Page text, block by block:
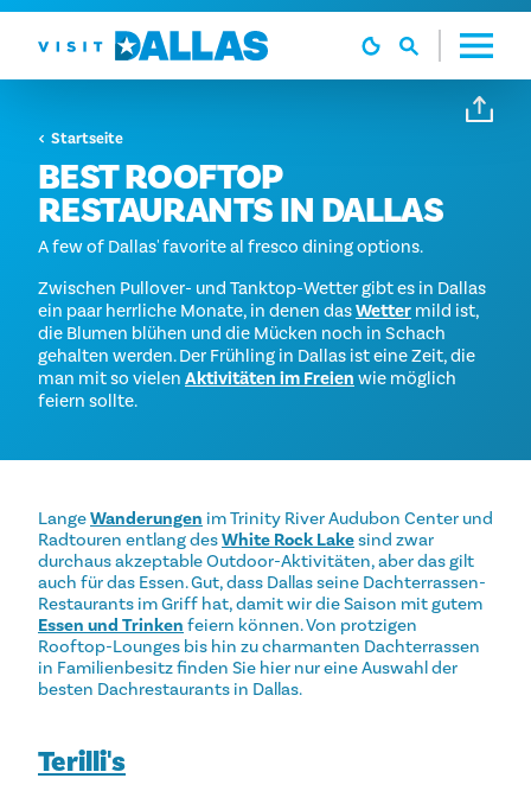
Zum Inhalt springen
Startseite
BEST ROOFTOP
RESTAURANTS IN DALLAS
A few of Dallas' favorite al fresco dining options.
Zwischen Pullover- und Tanktop-Wetter gibt es in Dallas
ein paar herrliche Monate, in denen dasWetter mild ist,
die Blumen blühen und die Mücken noch in Schach
gehalten werden. Der Frühling in Dallas ist eine Zeit, die
man mit so vielen Aktivitäten im Freien wie möglich
feiern sollte.
LangeWanderungen im Trinity River Audubon Center und
Radtouren entlang desWhite Rock Lakesind zwar
durchaus akzeptable Outdoor-Aktivitäten, aber das gilt
auch für das Essen. Gut, dass Dallas seine Dachterrassen-
Restaurants im Griff hat, damit wir die Saison mit gutem
Essen und Trinken feiern können. Von protzigen
Rooftop-Lounges bis hin zu charmanten Dachterrassen
in Familienbesitz finden Sie hier nur eine Auswahl der
besten Dachrestaurants in Dallas.
Terilli's